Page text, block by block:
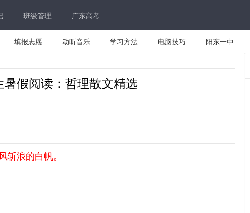
班级管理 广东高考
填报志愿 动听音乐 学习方法 电脑技巧 阳东一中
暑假阅读：哲理散文精选
浪的白帆。